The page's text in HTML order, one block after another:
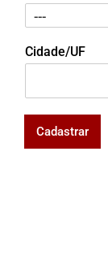
Cidade/UF
Cadastrar